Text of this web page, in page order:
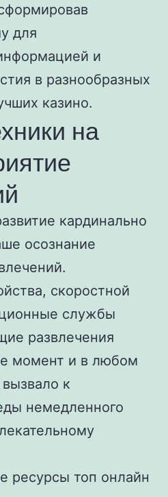
для
и
в разнообразных
казино.
на
кардинально
осознание
скоростной
службы
развлечения
момент и в любом
к
немедленного
ресурсы топ онлайн